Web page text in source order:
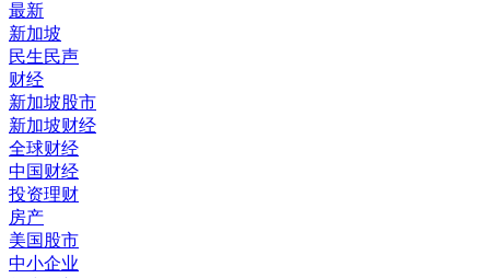
最新
新加坡
民生民声
财经
新加坡股市
新加坡财经
全球财经
中国财经
投资理财
房产
美国股市
中小企业